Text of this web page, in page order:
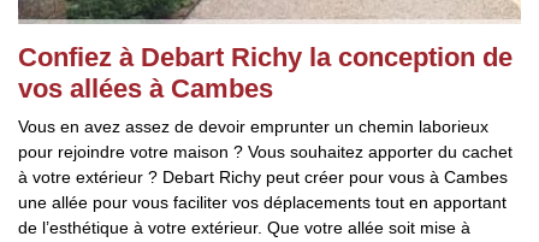
Confiez à Debart Richy la conception de
vos allées à Cambes
Vous en avez assez de devoir emprunter un chemin laborieux
pour rejoindre votre maison ? Vous souhaitez apporter du cachet
à votre extérieur ? Debart Richy peut créer pour vous à Cambes
une allée pour vous faciliter vos déplacements tout en apportant
de l’esthétique à votre extérieur. Que votre allée soit mise à